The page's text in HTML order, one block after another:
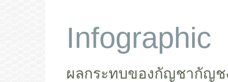
Infographic
ผลกระทบของกัญชากัญช